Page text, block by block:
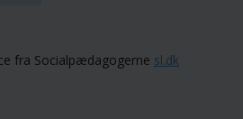
fra Socialpædagogerne sl.dk